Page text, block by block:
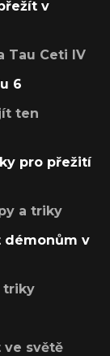
v
Tau Ceti IV
6
ten
pro přežití
a triky
démonům v
triky
ve světě